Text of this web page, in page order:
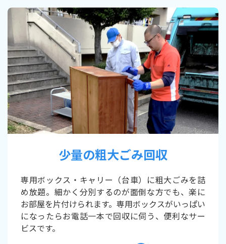
少量の粗大ごみ回収
専用ボックス・キャリー（台車）に粗大ごみを詰
め放題。細かく分別するのが面倒な方でも、楽に
お部屋を片付けられます。専用ボックスがいっぱい
になったらお電話一本で回収に伺う、便利なサー
ビスです。